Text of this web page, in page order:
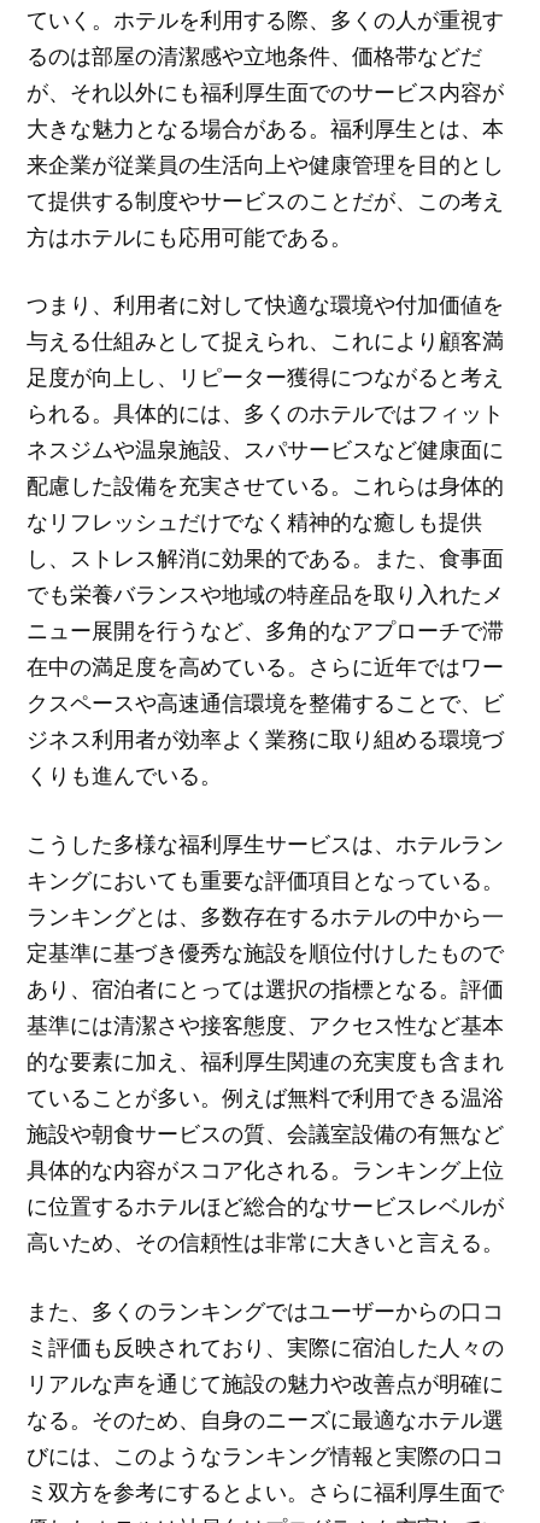
ていく。ホテルを利用する際、多くの人が重視す
るのは部屋の清潔感や立地条件、価格帯などだ
が、それ以外にも福利厚生面でのサービス内容が
大きな魅力となる場合がある。福利厚生とは、本
来企業が従業員の生活向上や健康管理を目的とし
て提供する制度やサービスのことだが、この考え
方はホテルにも応用可能である。
つまり、利用者に対して快適な環境や付加価値を
与える仕組みとして捉えられ、これにより顧客満
足度が向上し、リピーター獲得につながると考え
られる。具体的には、多くのホテルではフィット
ネスジムや温泉施設、スパサービスなど健康面に
配慮した設備を充実させている。これらは身体的
なリフレッシュだけでなく精神的な癒しも提供
し、ストレス解消に効果的である。また、食事面
でも栄養バランスや地域の特産品を取り入れたメ
ニュー展開を行うなど、多角的なアプローチで滞
在中の満足度を高めている。さらに近年ではワー
クスペースや高速通信環境を整備することで、ビ
ジネス利用者が効率よく業務に取り組める環境づ
くりも進んでいる。
こうした多様な福利厚生サービスは、ホテルラン
キングにおいても重要な評価項目となっている。
ランキングとは、多数存在するホテルの中から一
定基準に基づき優秀な施設を順位付けしたもので
あり、宿泊者にとっては選択の指標となる。評価
基準には清潔さや接客態度、アクセス性など基本
的な要素に加え、福利厚生関連の充実度も含まれ
ていることが多い。例えば無料で利用できる温浴
施設や朝食サービスの質、会議室設備の有無など
具体的な内容がスコア化される。ランキング上位
に位置するホテルほど総合的なサービスレベルが
高いため、その信頼性は非常に大きいと言える。
また、多くのランキングではユーザーからの口コ
ミ評価も反映されており、実際に宿泊した人々の
リアルな声を通じて施設の魅力や改善点が明確に
なる。そのため、自身のニーズに最適なホテル選
びには、このようなランキング情報と実際の口コ
ミ双方を参考にするとよい。さらに福利厚生面で